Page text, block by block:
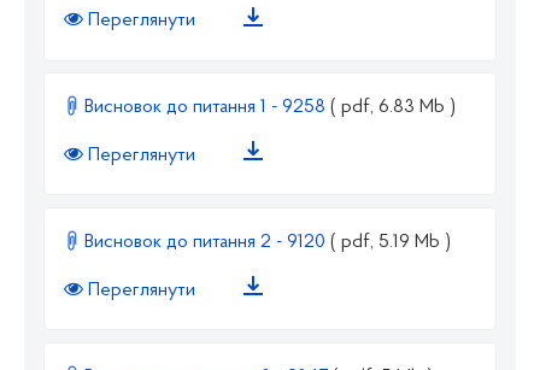
Переглянути
Висновок до питання 1 - 9258 ( pdf, 6.83 Mb )
Переглянути
Висновок до питання 2 - 9120 ( pdf, 5.19 Mb )
Переглянути